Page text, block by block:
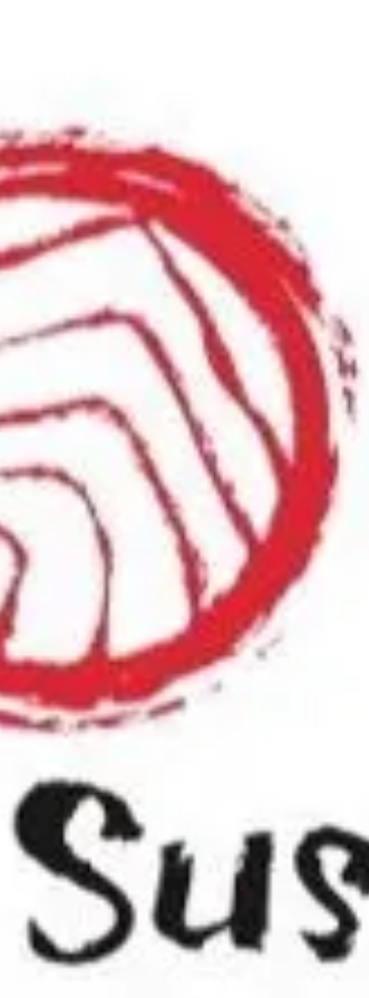
تسجيل الدخول